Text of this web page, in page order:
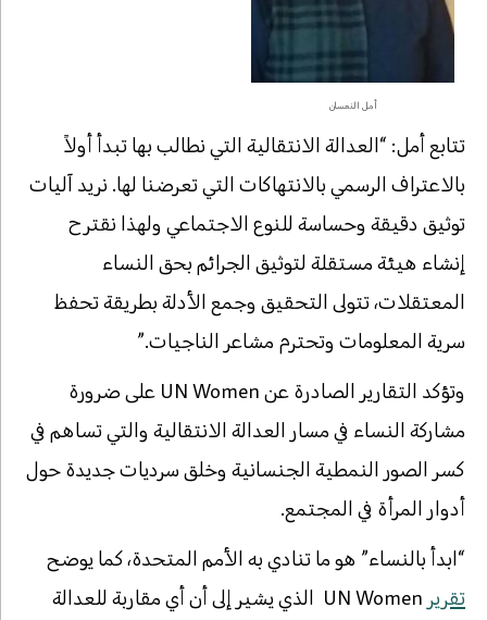
أمل النعسان
تتابع أمل: “العدالة الانتقالية التي نطالب بها تبدأ أولاً
بالاعتراف الرسمي بالانتهاكات التي تعرضنا لها. نريد آليات
توثيق دقيقة وحساسة للنوع الاجتماعي ولهذا نقترح
إنشاء هيئة مستقلة لتوثيق الجرائم بحق النساء
المعتقلات، تتولى التحقيق وجمع الأدلة بطريقة تحفظ
سرية المعلومات وتحترم مشاعر الناجيات.”
وتؤكد التقارير الصادرة عن UN Women على ضرورة
مشاركة النساء في مسار العدالة الانتقالية والتي تساهم في
كسر الصور النمطية الجنسانية وخلق سرديات جديدة حول
أدوار المرأة في المجتمع.
“ابدأ بالنساء” هو ما تنادي به الأمم المتحدة، كما يوضح
تقرير
UN Women الذي يشير إلى أن أي مقاربة للعدالة